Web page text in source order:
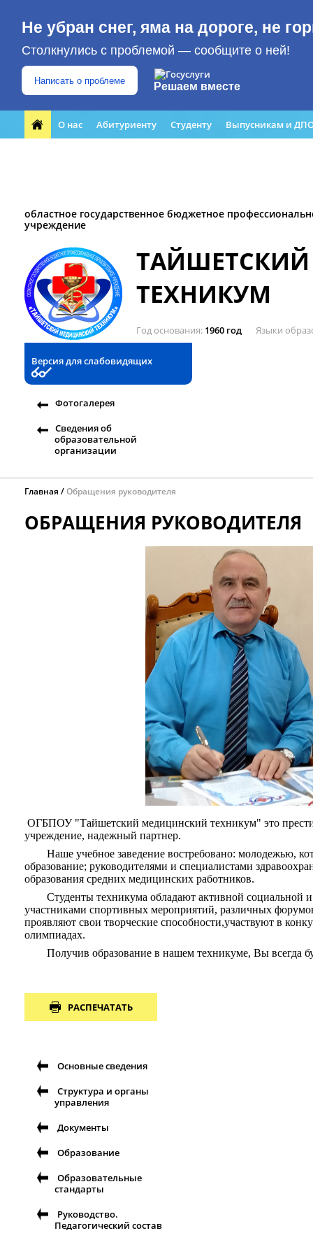
Не убран снег, яма на дороге, не
Столкнулись с проблемой — сообщите о ней!
Написать о проблеме Решаем вместе
О нас Абитуриенту Студенту Выпусникам и
областное государственное бюджетное
учреждение
ТЕХНИКУМ
Год основания 1960 год Языки
Версия для слабовидящих
Фотогалерея
Сведения об
образовательной
организации
Главная Обращения руководителя
ОБРАЩЕНИЯ РУКОВОДИТЕЛЯ
ОГБПОУ "Тайшетский медицинский техникум" это
учреждение, надежный партнер.
Наше учебное заведение востребовано: молодежью,
образование; руководителями и специалистами
образования средних медицинских работников.
Студенты техникума обладают активной социальной и
участниками спортивных мероприятий, различных
проявляют свои творческие способности,участвуют в
олимпиадах.
Получив образование в нашем техникуме, Вы всегда
РАСПЕЧАТАТЬ
Основные сведения
Структура и органы
управления
Документы
Образование
Образовательные
стандарты
Руководство.
Педагогический состав